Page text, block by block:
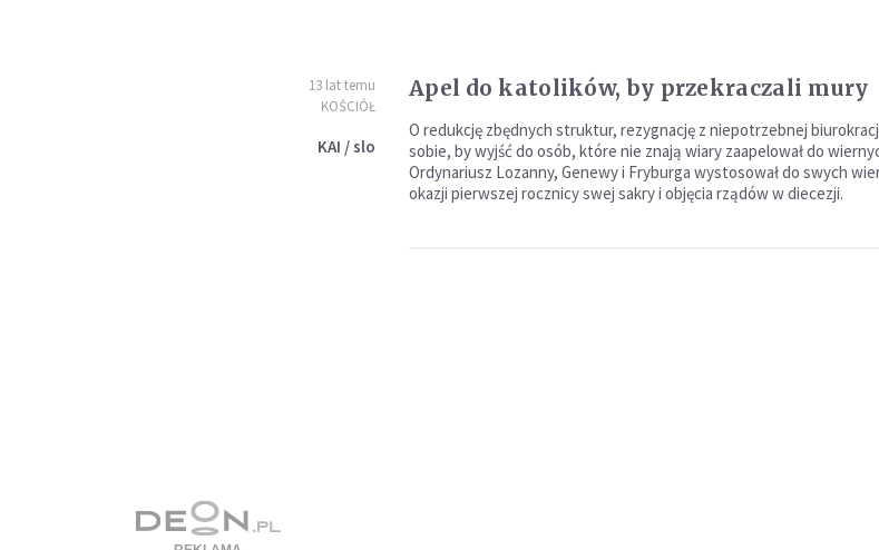
13 lat temu
KOŚCIÓŁ
KAI / slo
Apel do katolików, by przekraczali mury
O redukcję zbędnych struktur, rezygnację z niepotrzebnej
sobie, by wyjść do osób, które nie znają wiary zaapelował do
Ordynariusz Lozanny, Genewy i Fryburga wystosował do swych
okazji pierwszej rocznicy swej sakry i objęcia rządów w diecezji.